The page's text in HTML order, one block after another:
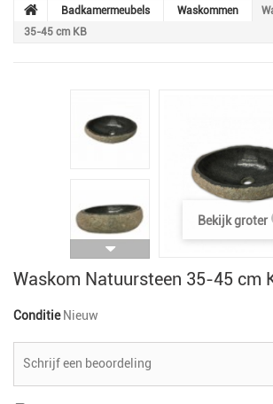
Badkamermeubels Waskommen
35-45 cm KB
Bekijk groter
Waskom Natuursteen 35-45 cm
Conditie Nieuw
Schrijf een beoordeling